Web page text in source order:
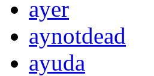
ayer
aynotdead
ayuda